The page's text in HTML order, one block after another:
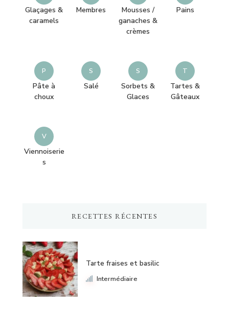
Glaçages &
caramels
Membres
Mousses /
ganaches &
crèmes
Pains
P
Pâte à
choux
S
Salé
S
Sorbets &
Glaces
T
Tartes &
Gâteaux
V
Viennoiserie
s
RECETTES RÉCENTES
Tarte fraises et basilic
Intermédiaire